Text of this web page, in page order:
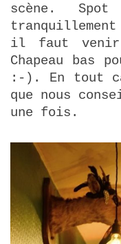
scène. Spot
il faut venir
Chapeau bas
:-). En tout
que nous
une fois.